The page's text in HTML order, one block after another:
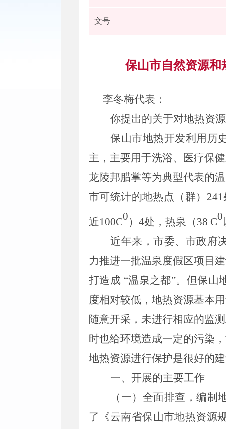
文号
保山市自然资源和
李冬梅代表：
你提出的关于对地热资
保山市地热开发利用历
主，主要用于洗浴、医疗保
龙陵邦腊掌等为典型代表的
市可统计的地热点（群） 241
近100C0） 4处，热泉（38 C0
近年来，市委、市政府
力推进一批温泉度假区项目
打造成 “温泉之都”。但保山
度相对较低，地热资源基本
随意开采，未进行相应的监
时也给环境造成一定的污染
地热资源进行保护是很好的
一、开展的主要工作
（一）全面排查，编制
了《云南省保山市地热资源